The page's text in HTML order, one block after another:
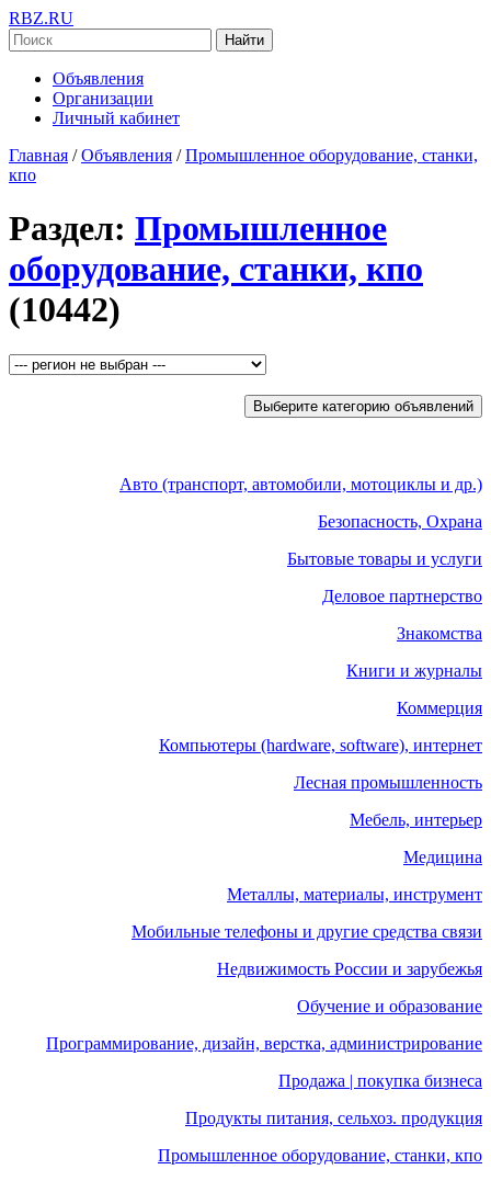
RBZ.RU
Найти
Объявления
Организации
Личный кабинет
Главная / Объявления / Промышленное оборудование, станки,
кпо
Раздел: Промышленное
оборудование, станки, кпо
(10442)
Выберите категорию объявлений
Авто (транспорт, автомобили, мотоциклы и др.)
Безопасность, Охрана
Бытовые товары и услуги
Деловое партнерство
Знакомства
Книги и журналы
Коммерция
Компьютеры (hardware, software), интернет
Лесная промышленность
Мебель, интерьер
Медицина
Металлы, материалы, инструмент
Мобильные телефоны и другие средства связи
Недвижимость России и зарубежья
Обучение и образование
Программирование, дизайн, верстка, администрирование
Продажа | покупка бизнеса
Продукты питания, сельхоз. продукция
Промышленное оборудование, станки, кпо